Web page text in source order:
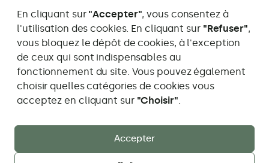
En cliquant sur "Accepter", vous consentez à
l'utilisation des cookies. En cliquant sur "Refuser",
vous bloquez le dépôt de cookies, à l'exception
de ceux qui sont indispensables au
fonctionnement du site. Vous pouvez également
choisir quelles catégories de cookies vous
acceptez en cliquant sur "Choisir".
Accepter
Maïa Caillier Studio Paysage
Je travaille dans les cantons de Berne, Fribourg,
Neuchâtel et Vaud
e-